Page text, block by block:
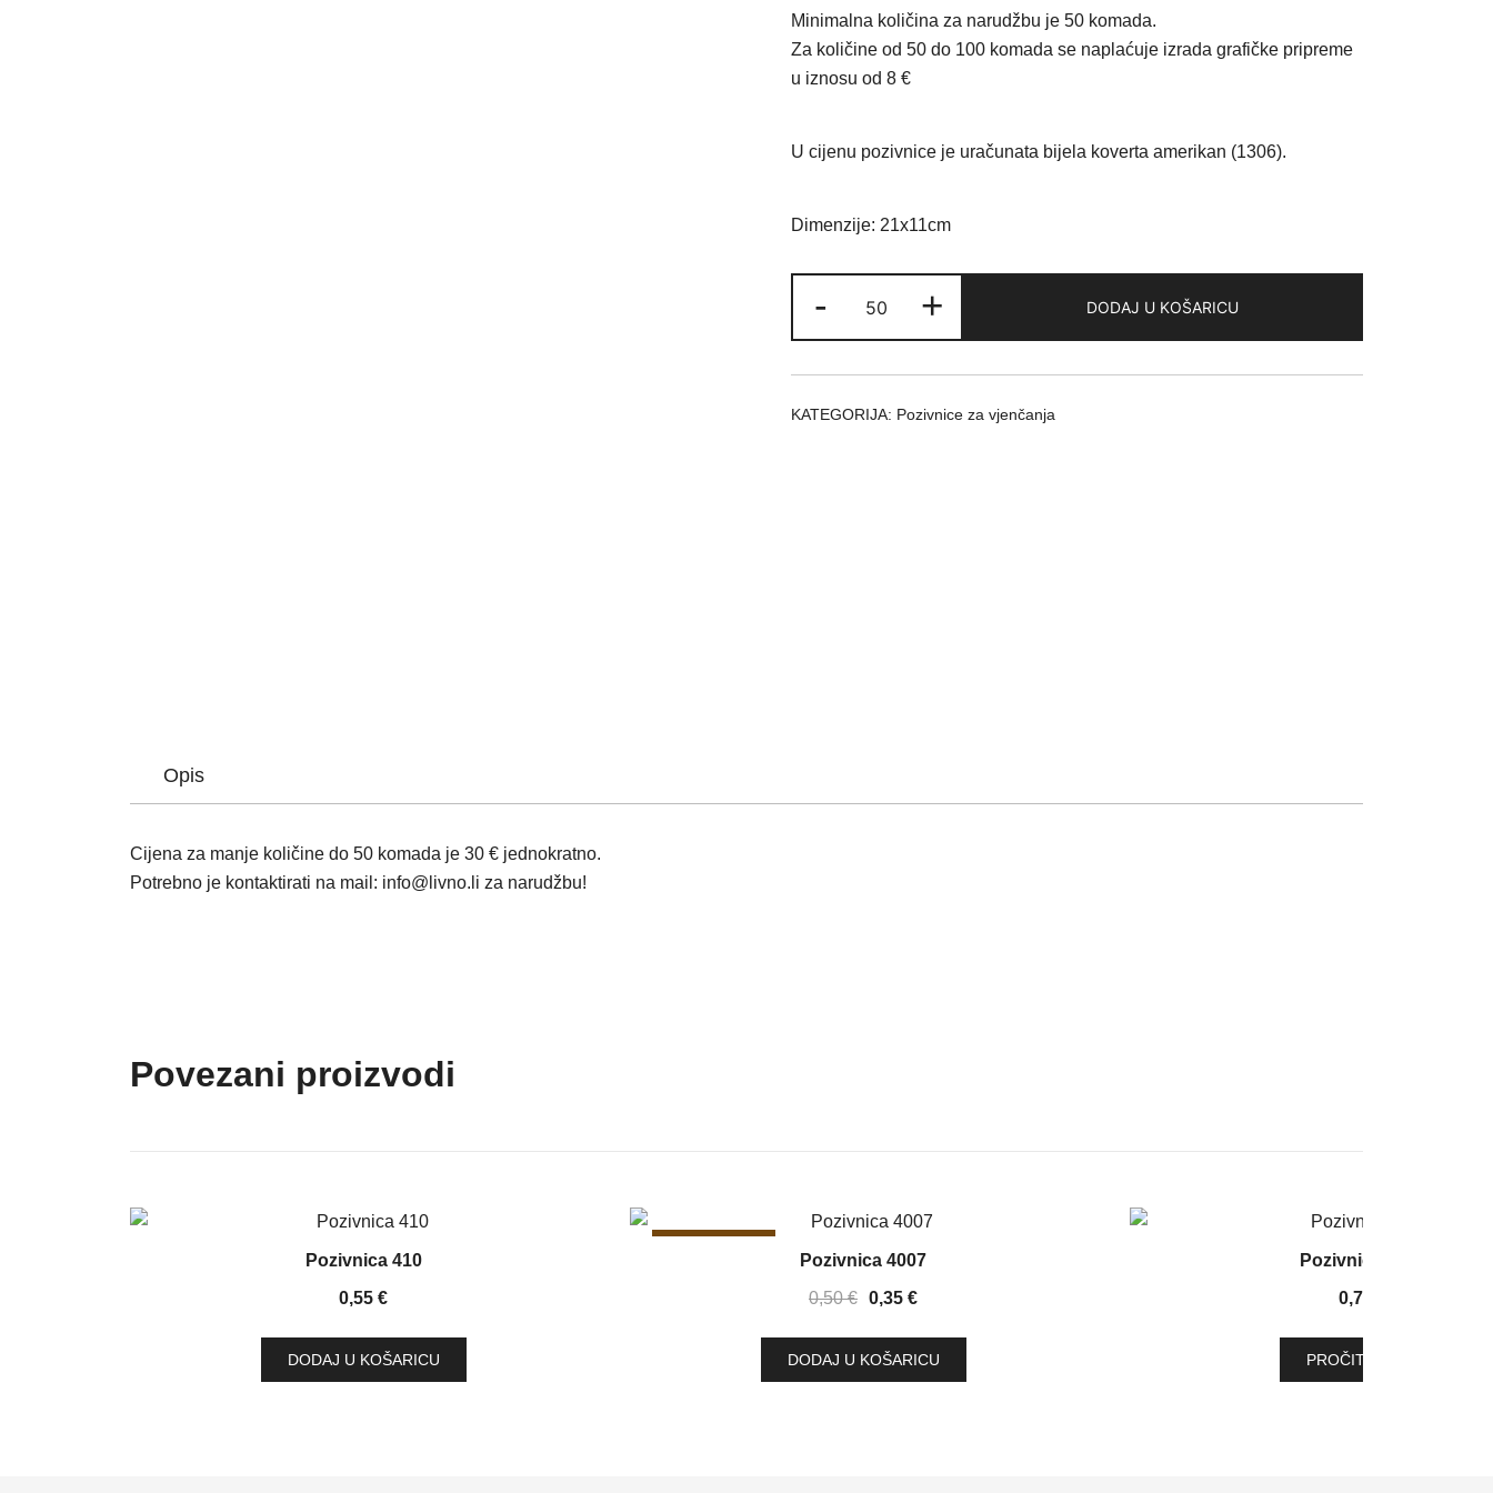
Minimalna količina za narudžbu je 50 komada.
Za količine od 50 do 100 komada se naplaćuje izrada grafičke pripreme
u iznosu od 8 €
U cijenu pozivnice je uračunata bijela koverta amerikan (1306).
Dimenzije: 21x11cm
-
4006
količina
+ DODAJ U KOŠARICU
KATEGORIJA: Pozivnice za vjenčanja
Opis
Cijena za manje količine do 50 komada je 30 € jednokratno.
Potrebno je kontaktirati na mail: info@livno.li za narudžbu!
Povezani proizvodi
Pozivnica 410
0,55 €
DODAJ U KOŠARICU
Pozivnica 4007
0,50€ Izvorna
bila
je:
0,35 €Trenutna
je:
0,35 €.
DODAJ U KOŠARICU
Pozivnica 2518
0,70
PROČITAJ VIŠE